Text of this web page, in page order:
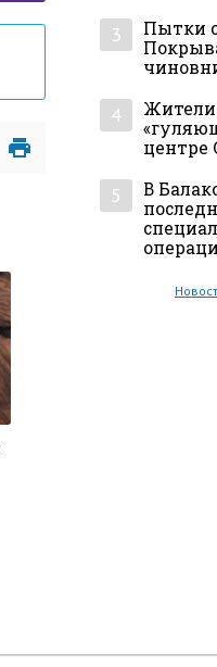
3
Пытки
4
центре
5
В